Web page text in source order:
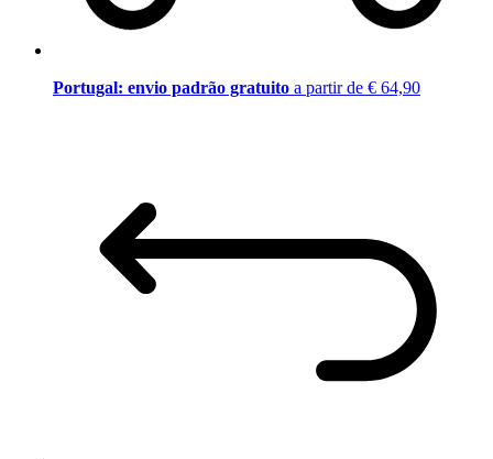
Portugal: envio padrão gratuito a partir de € 64,90